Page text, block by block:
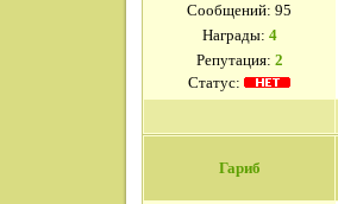
Сообщений: 95
Награды: 4
Репутация: 2
Статус:
Гариб